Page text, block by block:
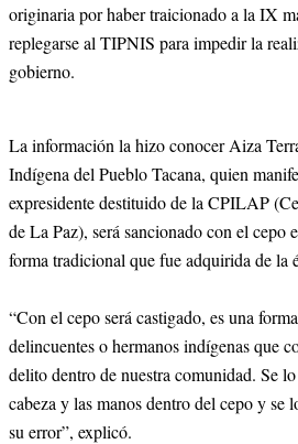
originaria por haber traicionado a la IX
replegarse al TIPNIS para impedir la
gobierno.
La información la hizo conocer Aiza
Indígena del Pueblo Tacana, quien
expresidente destituido de la CPILAP
de La Paz), será sancionado con el cepo
forma tradicional que fue adquirida de la
“Con el cepo será castigado, es una
delincuentes o hermanos indígenas que
delito dentro de nuestra comunidad. Se
cabeza y las manos dentro del cepo y se
su error”, explicó.